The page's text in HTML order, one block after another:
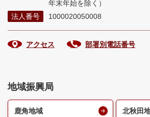
年末年始を除く）
法人番号
1000020050008
アクセス 部署別電話番号
地域振興局
鹿角地域 北秋田